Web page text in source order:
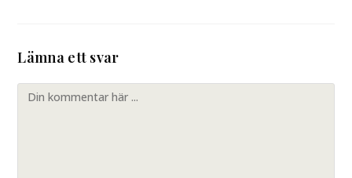
Lämna ett svar